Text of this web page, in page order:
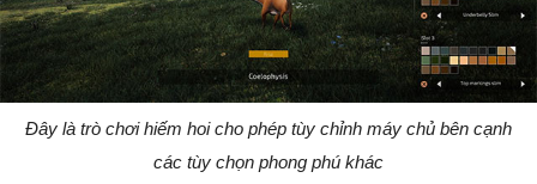
Đây là trò chơi hiếm hoi cho phép tùy chỉnh máy chủ bên cạnh
các tùy chọn phong phú khác